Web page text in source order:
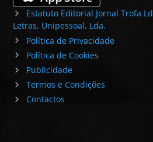
Estatuto Editorial Jornal Trofa
Letras, Unipessoal, Lda.
Política de Privacidade
Política de Cookies
Publicidade
Termos e Condições
Contactos